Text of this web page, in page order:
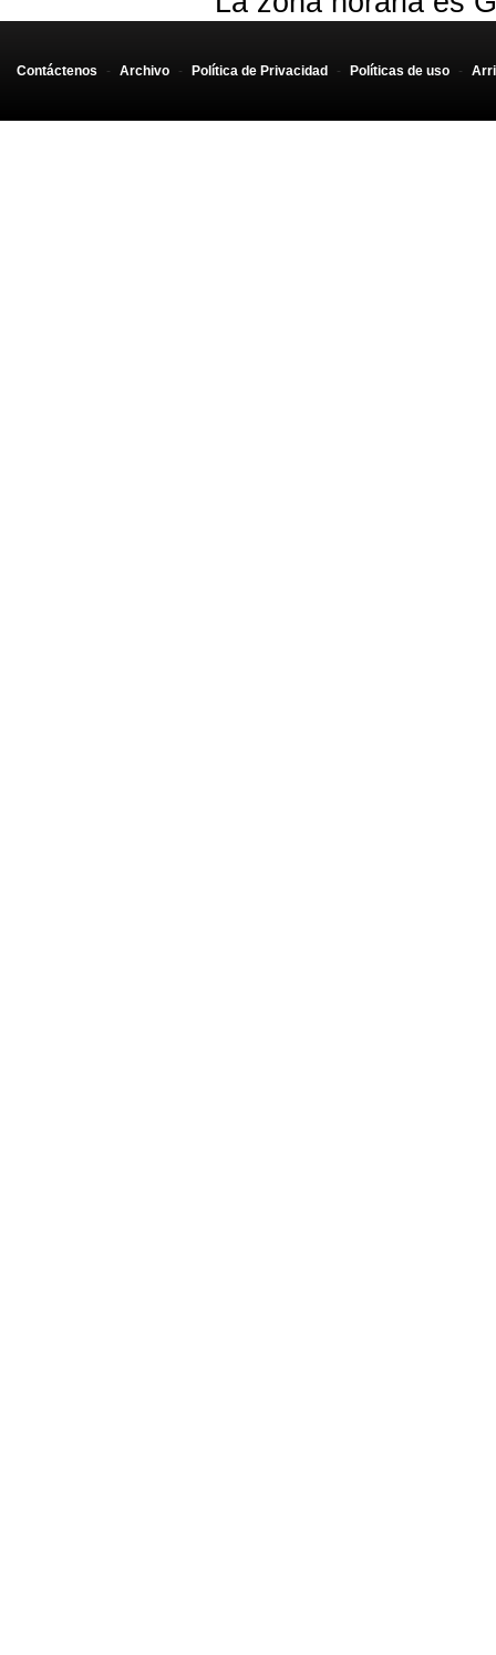
Contáctenos - Archivo - Política de Privacidad - Políticas de uso -